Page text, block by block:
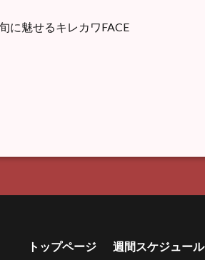
に魅せるキレカワFACE
トップページ 週間スケジュール